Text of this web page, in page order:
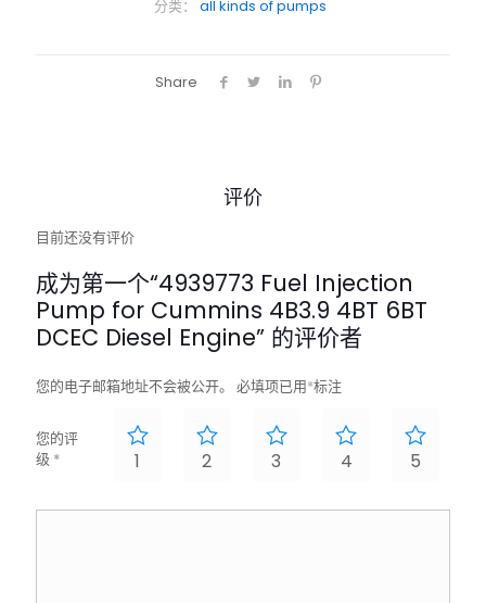
分类： all kinds of pumps
Share
评价
目前还没有评价
成为第一个“4939773 Fuel Injection
Pump for Cummins 4B3.9 4BT 6BT
DCEC Diesel Engine” 的评价者
您的电子邮箱地址不会被公开。 必填项已用*标注
您的评
级 * 1 2 3 4 5